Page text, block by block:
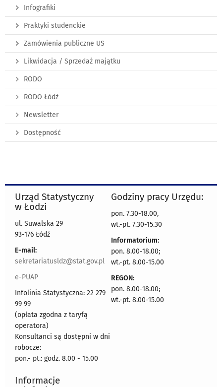
Infografiki
Praktyki studenckie
Zamówienia publiczne US
Likwidacja / Sprzedaż majątku
RODO
RODO Łódź
Newsletter
Dostępność
Urząd Statystyczny
w Łodzi
ul. Suwalska 29
93-176 Łódź
E-mail:
sekretariatusldz@stat.gov.pl
e-PUAP
Infolinia Statystyczna: 22 279
99 99
(opłata zgodna z taryfą
operatora)
Konsultanci są dostępni w dni
robocze:
pon.- pt.: godz. 8.00 - 15.00
Godziny pracy Urzędu:
pon. 7.30-18.00,
wt.-pt. 7.30-15.30
Informatorium:
pon. 8.00-18.00;
wt.-pt. 8.00-15.00
REGON:
pon. 8.00-18.00;
wt.-pt. 8.00-15.00
Informacje